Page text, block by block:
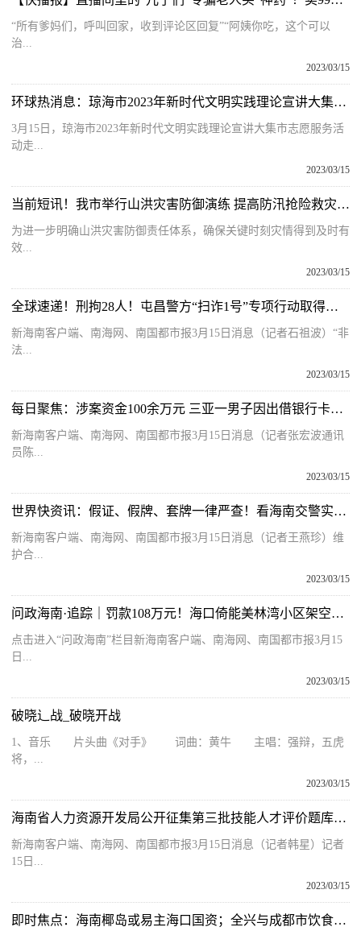
“所有爹妈们，呼叫回家，收到评论区回复”“阿姨你吃，这个可以
治...
2023/03/15
环球热消息：琼海市2023年新时代文明实践理论宣讲大集市志愿服务活动走进阳江镇上科村
3月15日，琼海市2023年新时代文明实践理论宣讲大集市志愿服务活
动走...
2023/03/15
当前短讯！我市举行山洪灾害防御演练 提高防汛抢险救灾能力
为进一步明确山洪灾害防御责任体系，确保关键时刻灾情得到及时有
效...
2023/03/15
全球速递！刑拘28人！屯昌警方“扫诈1号”专项行动取得初步成效
新海南客户端、南海网、南国都市报3月15日消息（记者石祖波）“非
法...
2023/03/15
每日聚焦：涉案资金100余万元 三亚一男子因出借银行卡实施电信网络诈骗被刑拘
新海南客户端、南海网、南国都市报3月15日消息（记者张宏波通讯
员陈...
2023/03/15
世界快资讯：假证、假牌、套牌一律严查！看海南交警实力“打假”
新海南客户端、南海网、南国都市报3月15日消息（记者王燕珍）维
护合...
2023/03/15
问政海南·追踪｜罚款108万元！海口倚能美林湾小区架空层违规区域近期将拆除
点击进入“问政海南”栏目新海南客户端、南海网、南国都市报3月15
日...
2023/03/15
破晓辶战_破晓开战
1、音乐 片头曲《对手》 词曲：黄牛 主唱：强辩，五虎
将，...
2023/03/15
海南省人力资源开发局公开征集第三批技能人才评价题库专家
新海南客户端、南海网、南国都市报3月15日消息（记者韩星）记者
15日...
2023/03/15
即时焦点：海南椰岛或易主海口国资；全兴与成都市饮食战略合作｜知酒联播